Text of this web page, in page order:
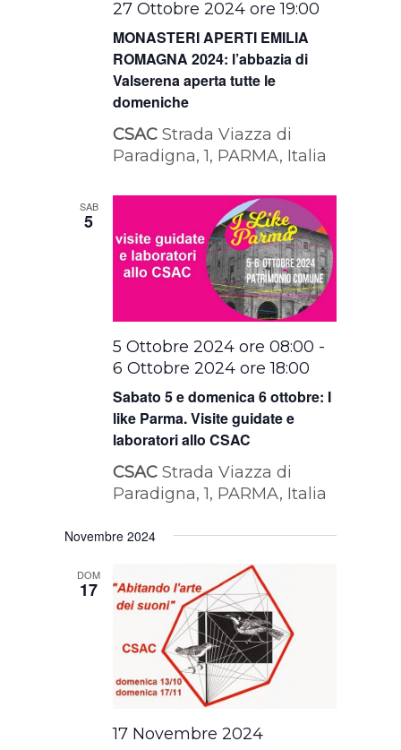
MONASTERI APERTI EMILIA
ROMAGNA 2024: l’abbazia di
Valserena aperta tutte le
domeniche
27 Ottobre 2024 ore 19:00
CSACStrada Viazza di
Paradigna, 1, PARMA, Italia
SAB
5
Sabato 5 e domenica 6 ottobre: I
like Parma. Visite guidate e
laboratori allo CSAC
5 Ottobre 2024 ore 08:00 -
6 Ottobre 2024 ore 18:00
CSACStrada Viazza di
Paradigna, 1, PARMA, Italia
Novembre 2024
DOM
17
17 Novembre 2024